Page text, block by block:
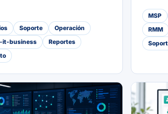
Soporte
Operación
it-business
Reportes
MSP
RMM